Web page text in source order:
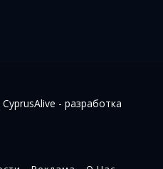
- разработка